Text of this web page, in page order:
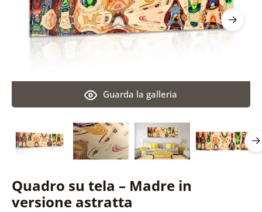
Quadro su tela – Madre in
versione astratta
Guarda la galleria